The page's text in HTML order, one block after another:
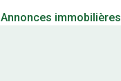
Annonces immobilières